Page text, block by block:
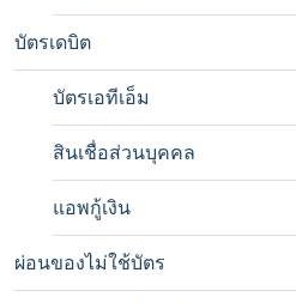
บัตรเดบิต
บัตรเอทีเอ็ม
สินเชื่อส่วนบุคคล
แอพกู้เงิน
ผ่อนของไม่ใช้บัตร